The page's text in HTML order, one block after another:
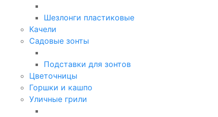
Шезлонги пластиковые
Качели
Садовые зонты
Подставки для зонтов
Цветочницы
Горшки и кашпо
Уличные грили